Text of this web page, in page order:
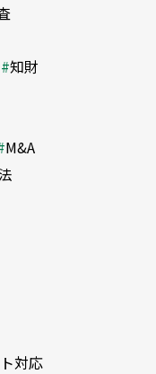
知財
M&A
対応